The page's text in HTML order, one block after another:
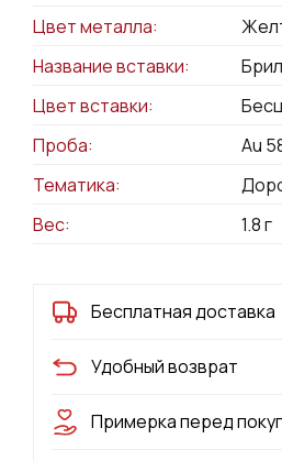
Цвет металла:
Название вставки:
Цвет вставки:
Проба:
Au
Тематика:
Вес:
1.8г
Бесплатная доставка
Удобный возврат
Примерка перед